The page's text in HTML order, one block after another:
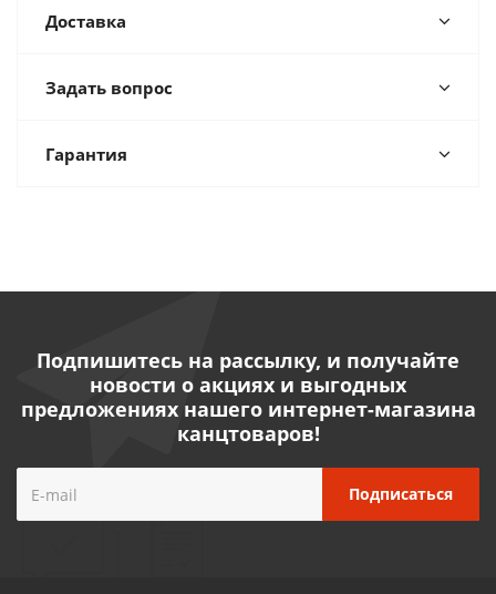
Доставка
Задать вопрос
Гарантия
Подпишитесь на рассылку, и получайте
новости о акциях и выгодных
предложениях нашего интернет-магазина
канцтоваров!